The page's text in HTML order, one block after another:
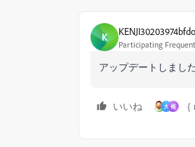
K KENJI30203974bfdo
Participating
アップデートしまし
いいね 大 裕